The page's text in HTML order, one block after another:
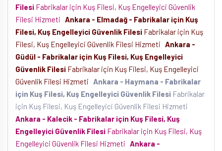
Filesi Fabrikalar için Kuş Filesi, Kuş Engelleyici Güvenlik
Filesi Hizmeti Ankara - Elmadağ - Fabrikalar için Kuş
Filesi, Kuş Engelleyici Güvenlik Filesi Fabrikalar için Kuş
Filesi, Kuş Engelleyici Güvenlik Filesi Hizmeti Ankara -
Güdül - Fabrikalar için Kuş Filesi, Kuş Engelleyici
Güvenlik Filesi Fabrikalar için Kuş Filesi, Kuş Engelleyici
Güvenlik Filesi Hizmeti Ankara - Haymana - Fabrikalar
için Kuş Filesi, Kuş Engelleyici Güvenlik Filesi Fabrikalar
için Kuş Filesi, Kuş Engelleyici Güvenlik Filesi Hizmeti
Ankara - Kalecik - Fabrikalar için Kuş Filesi, Kuş
Engelleyici Güvenlik Filesi Fabrikalar için Kuş Filesi, Kuş
Engelleyici Güvenlik Filesi Hizmeti Ankara -